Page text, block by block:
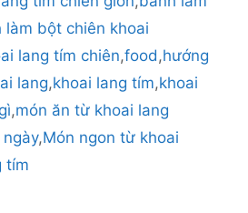
làm bột chiên khoai
lang tím chiên,food,hướng
lang,khoai lang tím,khoai
,món ăn từ khoai lang
,Món ngon từ khoai
tím